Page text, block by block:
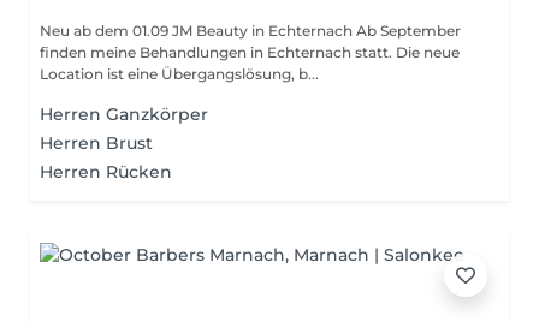
Neu ab dem 01.09 JM Beauty in Echternach Ab September
finden meine Behandlungen in Echternach statt. Die neue
Location ist eine Übergangslösung, b...
Herren Ganzkörper
Herren Brust
Herren Rücken